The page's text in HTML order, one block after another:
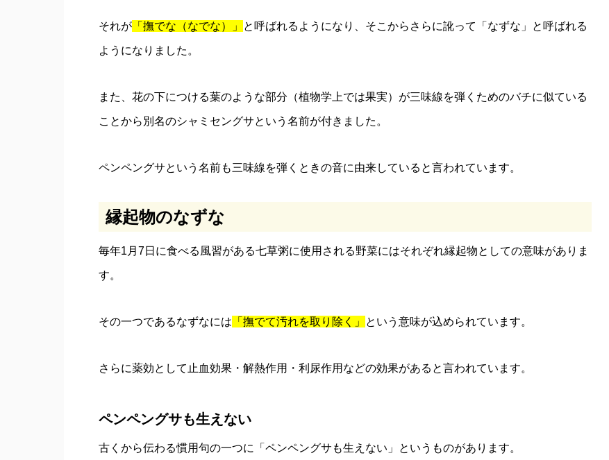
それが 「撫でな（なでな）」 と呼ばれるようになり、そこからさらに訛って「なずな」と呼ばれる
ようになりました。
また、花の下につける葉のような部分（植物学上では果実）が三味線を弾くためのバチに似ている
ことから別名のシャミセングサという名前が付きました。
ペンペングサという名前も三味線を弾くときの音に由来していると言われています。
縁起物のなずな
毎年1月7日に食べる風習がある七草粥に使用される野菜にはそれぞれ縁起物としての意味がありま
す。
その一つであるなずなには 「撫でて汚れを取り除く」 という意味が込められています。
さらに薬効として止血効果・解熱作用・利尿作用などの効果があると言われています。
ペンペングサも生えない
古くから伝わる慣用句の一つに「ペンペングサも生えない」というものがあります。